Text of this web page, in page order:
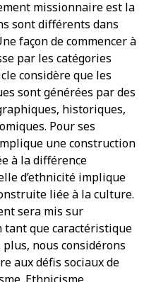
missionnaire est la
sont différents dans
façon de commencer à
par les catégories
considère que les
sont générées par des
historiques,
Pour ses
une construction
à la différence
d’ethnicité implique
liée à la culture.
sera mis sur
tant que caractéristique
nous considérons
aux défis sociaux de